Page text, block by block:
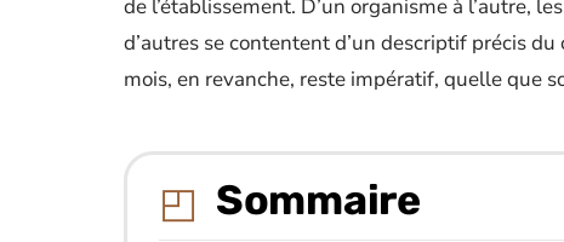
de l’établissement. D’un organisme à l’autre,
d’autres se contentent d’un descriptif précis
mois, en revanche, reste impératif, quelle que
Sommaire